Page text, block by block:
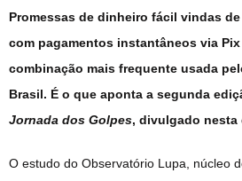
Promessas de dinheiro fácil vindas
com pagamentos instantâneos via
combinação mais frequente usada
Brasil. É o que aponta a segunda
Jornada dos Golpes, divulgado nesta
O estudo do Observatório Lupa, núcleo